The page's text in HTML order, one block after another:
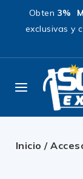
Obten 3%
exclusivas y
Inicio /